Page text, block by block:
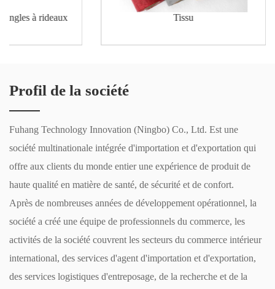
à rideaux Tissu
Profil de la société
Fuhang Technology Innovation (Ningbo) Co., Ltd. Est une
société multinationale intégrée d'importation et d'exportation qui
offre aux clients du monde entier une expérience de produit de
haute qualité en matière de santé, de sécurité et de confort.
Après de nombreuses années de développement opérationnel, la
société a créé une équipe de professionnels du commerce, les
activités de la société couvrent les secteurs du commerce intérieur
international, des services d'agent d'importation et d'exportation,
des services logistiques d'entreposage, de la recherche et de la